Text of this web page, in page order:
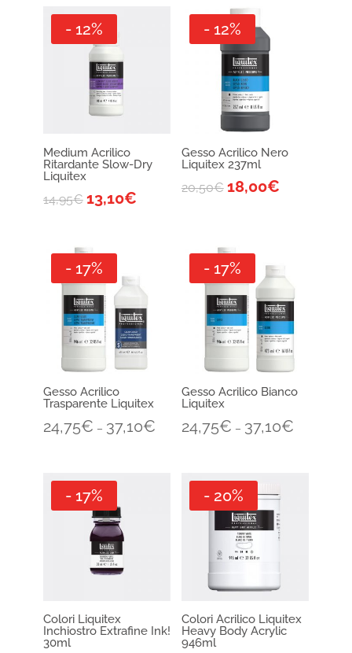
- 12%
Medium Acrilico
Ritardante Slow-Dry
Liquitex
14,95€ 13,10€
- 12%
Gesso Acrilico Nero
Liquitex 237ml
20,50€ 18,00€
- 17%
Gesso Acrilico
Trasparente Liquitex
24,75€ – 37,10€
- 17%
Gesso Acrilico Bianco
Liquitex
24,75€ – 37,10€
- 17%
Colori Liquitex
Inchiostro Extrafine Ink!
30ml
- 20%
Colori Acrilico Liquitex
Heavy Body Acrylic
946ml